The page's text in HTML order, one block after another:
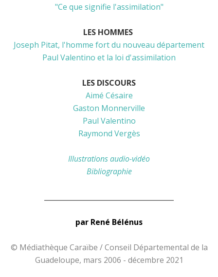
"Ce que signifie l'assimilation"
LES HOMMES
Joseph Pitat, l'homme fort du nouveau département
Paul Valentino et la loi d'assimilation
LES DISCOURS
Aimé Césaire
Gaston Monnerville
Paul Valentino
Raymond Vergès
Illustrations audio-vidéo
Bibliographie
par René Bélénus
© Médiathèque Caraïbe / Conseil Départemental de la
Guadeloupe, mars 2006 - décembre 2021